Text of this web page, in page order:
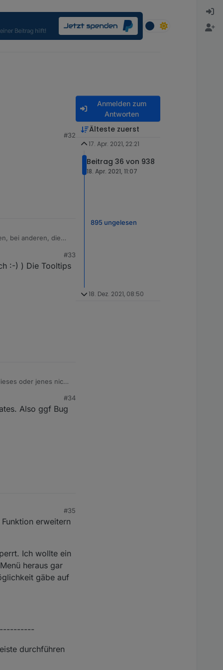
Hab ihn neu
#32
bei anderen, die
kommt in der neuen
#33
:-) ) Die Tooltips
oder jenes nicht
eine oder andere#34
Also ggf Bug
#35
erweitern
Ich wollte ein
heraus gar
gäbe auf
durchführen
Anmelden zum
Antworten
Älteste zuerst
17. Apr. 2021, 22:21
Beitrag 36 von 938
18. Apr. 2021, 11:07
895 ungelesen
18. Dez. 2021, 08:50